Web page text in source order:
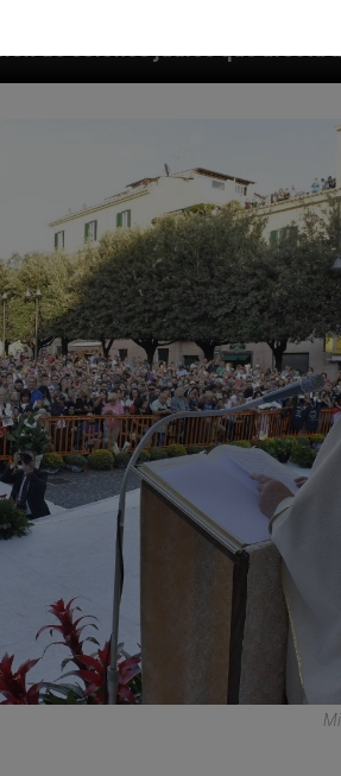
a cristianos (y no sólo) en